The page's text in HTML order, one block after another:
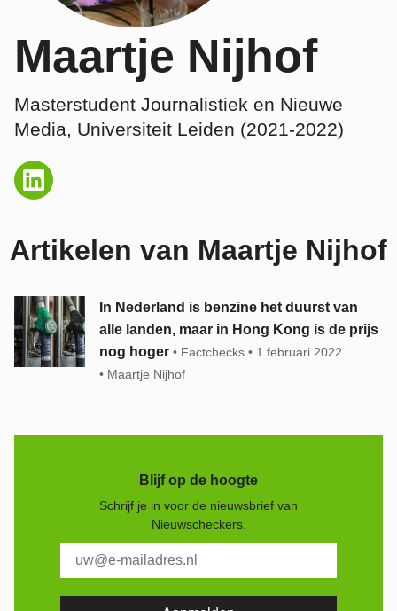
Maartje Nijhof
Masterstudent Journalistiek en Nieuwe
Media, Universiteit Leiden (2021-2022)
Artikelen van Maartje Nijhof
In Nederland is benzine het duurst van
alle landen, maar in Hong Kong is de prijs
nog hoger
Factchecks
1 februari 2022
Maartje Nijhof
Blijf op de hoogte
Schrijf je in voor de nieuwsbrief van
Nieuwscheckers.